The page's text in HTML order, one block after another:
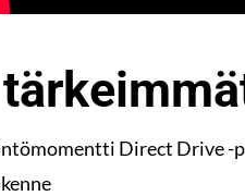
Direct Drive -